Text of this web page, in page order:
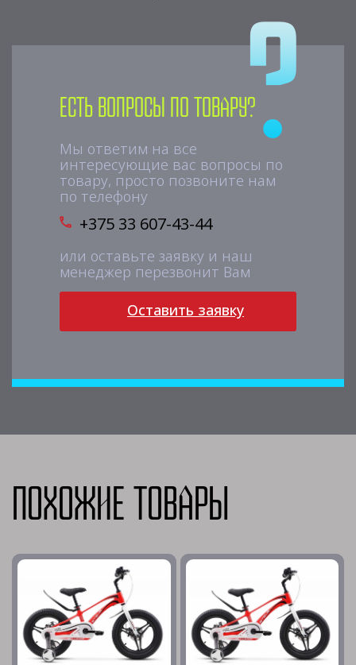
Есть вопросы по товару?
Мы ответим на все
интересующие вас вопросы по
товару, просто позвоните нам
по телефону
+375 33 607-43-44
или оставьте заявку и наш
менеджер перезвонит Вам
Оставить заявку
Похожие товары